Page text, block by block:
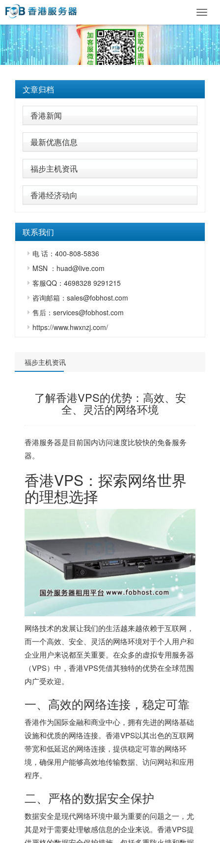
文章归档
香港新闻
最新优惠信息
福步主机资讯
香港经济动向
联系我们
电 话：400-808-5836
MSN ：huad@live.com
客服QQ：4698328 9291215
咨询邮箱：sales@fobhost.com
售后：services@fobhost.com
https://www.hwxnzj.com/
福步主机资讯
了解香港VPS的优势：高效、安
全、灵活的网络环境
香港服务器是目前国内访问速度比较快的免备服务
器。
香港VPS：探索网络世界
的理想选择
网络技术的发展让我们的生活越来越依赖于互联网，
而一个高效、安全、灵活的网络环境对于个人用户和
企业用户来说都至关重要。在众多的虚拟专用服务器
（VPS）中，香港VPS凭借其独特的优势在全球范围
内广受欢迎。
一、高效的网络连接，稳定可靠
香港作为国际金融和商业中心，拥有先进的网络基础
设施和优质的网络连接。香港VPS以其出色的互联网
带宽和低延迟的网络连接，提供稳定可靠的网络环
境，确保用户能够高效地传输数据、访问网站和应用
程序。
二、严格的数据安全保护
数据安全是现代网络环境中最为重要的问题之一，尤
其是对于需要处理敏感信息的企业来说。香港VPS提